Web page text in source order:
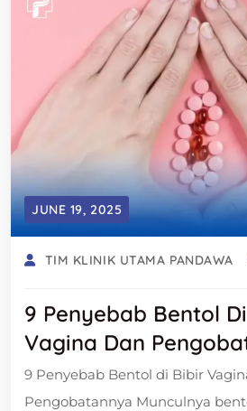
JUNE 19, 2025
TIM KLINIK UTAMA PANDAWA
9 Penyebab Bentol
Vagina Dan
9 Penyebab Bentol di Bibir
Pengobatannya Munculnya